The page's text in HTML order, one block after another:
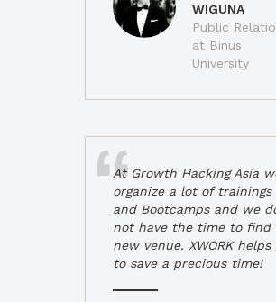
WIGUNA
Public
at Binus
University
At Growth Hacking Asia
organize a lot of trainings
and Bootcamps and we
not have the time to find
new venue. XWORK helps
to save a precious time!